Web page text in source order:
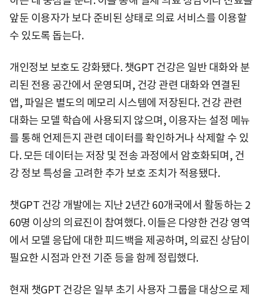
앞둔 이용자가 보다 준비된 상태로 의료 서비스를 이용할
수 있도록 돕는다.
개인정보 보호도 강화됐다. 챗GPT 건강은 일반 대화와 분
리된 전용 공간에서 운영되며, 건강 관련 대화와 연결된
앱, 파일은 별도의 메모리 시스템에 저장된다. 건강 관련
대화는 모델 학습에 사용되지 않으며, 이용자는 설정 메뉴
를 통해 언제든지 관련 데이터를 확인하거나 삭제할 수 있
다. 모든 데이터는 저장 및 전송 과정에서 암호화되며, 건
강 정보 특성을 고려한 추가 보호 조치가 적용됐다.
챗GPT 건강 개발에는 지난 2년간 60개국에서 활동하는 2
60명 이상의 의료진이 참여했다. 이들은 다양한 건강 영역
에서 모델 응답에 대한 피드백을 제공하며, 의료진 상담이
필요한 시점과 안전 기준 등을 함께 정립했다.
현재 챗GPT 건강은 일부 초기 사용자 그룹을 대상으로 제